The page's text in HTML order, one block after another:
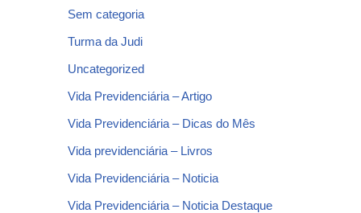
Sem categoria
Turma da Judi
Uncategorized
Vida Previdenciária – Artigo
Vida Previdenciária – Dicas do Mês
Vida previdenciária – Livros
Vida Previdenciária – Noticia
Vida Previdenciária – Noticia Destaque